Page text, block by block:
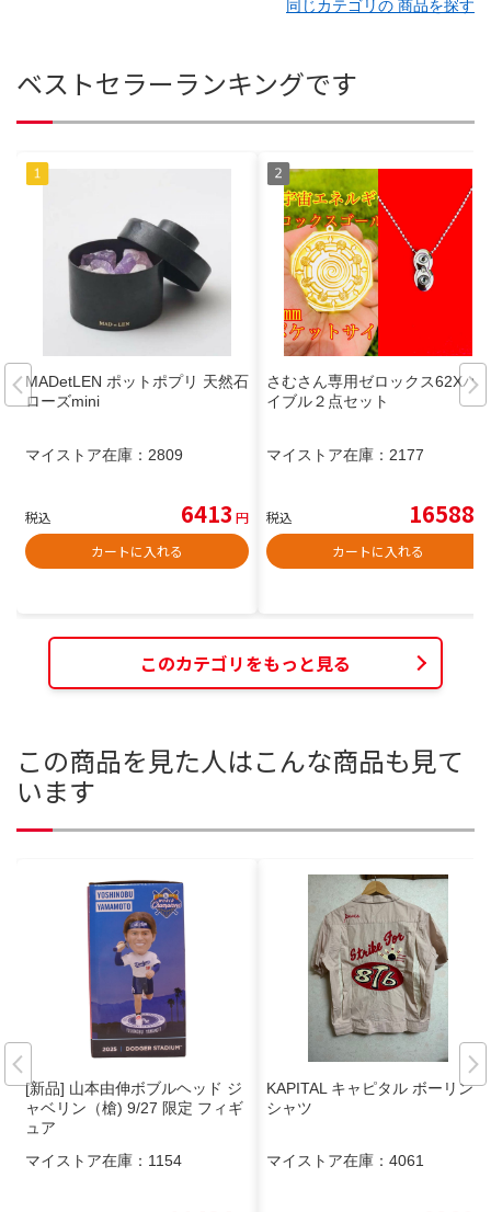
同じカテゴリの 商品を探す
ベストセラーランキングです
MADetLEN ポットポプリ 天然石
ローズmini
マイストア在庫： 2809
税込 6413 円
カートに入れる
さむさん専用ゼロックス62Xバ
イブル２点セット
マイストア在庫： 2177
税込 16588
カートに入れる
このカテゴリをもっと見る
この商品を見た人はこんな商品も見て
います
[新品] 山本由伸ボブルヘッド ジ
ャベリン（槍) 9/27 限定 フィギ
ュア
マイストア在庫： 1154
KAPITAL キャピタル ボーリング
シャツ
マイストア在庫： 4061